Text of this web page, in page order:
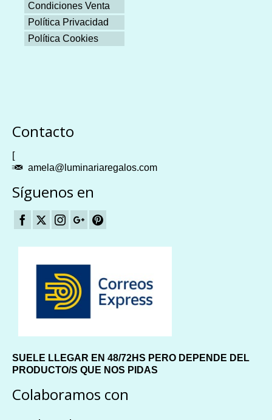
Condiciones Venta
Política Privacidad
Política Cookies
Contacto
[
amela@luminariaregalos.com
Síguenos en
SUELE LLEGAR EN 48/72HS PERO DEPENDE DEL
PRODUCTO/S QUE NOS PIDAS
Colaboramos con